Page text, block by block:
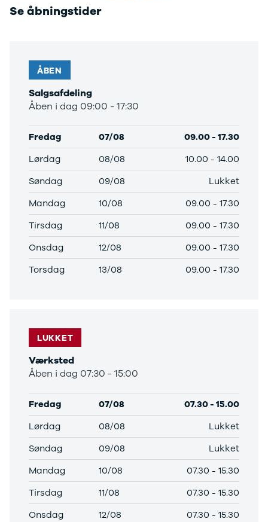
Tech
Alle nye
varebiler
Leasing af
varebiler
Elektriske
varebiler
Leverandør
til SKI
Se åbningstider
Salgsafdeling
Åben i dag 09:00 - 17:30
ÅBEN
Fredag 07/08 09.00- 17.30
Lørdag
08/08 10.00 - 14.00
Søndag
09/08
Lukket
Mandag
10/08 09.00 - 17.30
Tirsdag
11/08 09.00 - 17.30
Onsdag
12/08 09.00 - 17.30
Torsdag
13/08 09.00 - 17.30
Værksted
Åben i dag 07:30 - 15:00
LUKKET
Fredag 07/08 07.30- 15.00
Lørdag
08/08
Lukket
Søndag
09/08
Lukket
Mandag
10/08 07.30 - 15.30
Tirsdag
11/08 07.30 - 15.30
Onsdag
12/08 07.30 - 15.30